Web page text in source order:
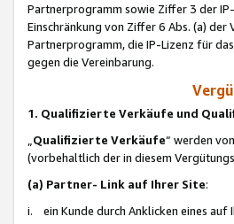
Partnerprogramm sowie Ziffer 3 der
Einschränkung von Ziffer 6 Abs. (a)
Partnerprogramm, die IP-Lizenz für
gegen die Vereinbarung.
1. Qualifizierte Verkäufe und
Qualifizierte Verkäufe“ werden
(vorbehaltlich der in diesem
(a) Partner- Link auf Ihrer Site:
i. ein Kunde durch Anklicken eines